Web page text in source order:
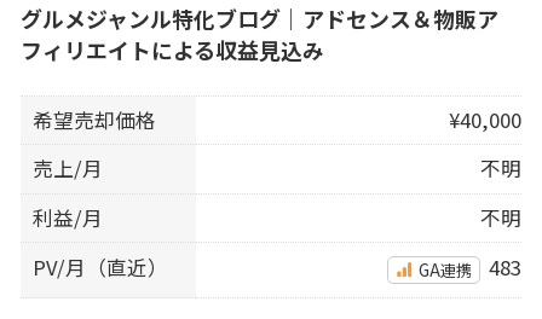
グルメジャンル特化ブログ｜アドセンス＆物販ア
フィリエイトによる収益見込み
希望売却価格
¥40,000
売上/月
不明
利益/月
不明
PV/月（直近）
GA連携 483